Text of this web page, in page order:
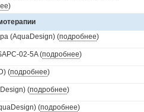
)
(AquaDesign) (подробнее)
02-5A (подробнее)
(подробнее)
(подробнее)
(подробнее)